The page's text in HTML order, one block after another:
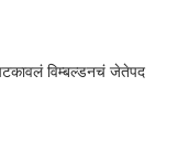
विम्बल्डनचं जेतेपद